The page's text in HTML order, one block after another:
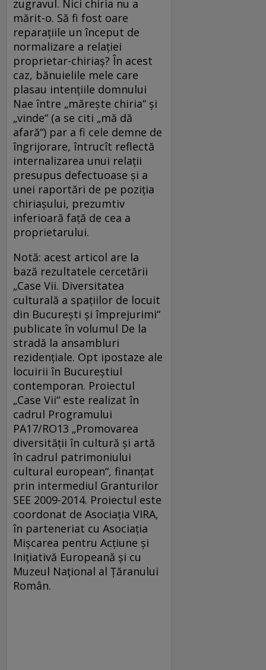
zugravul. Nici chiria nu a
mărit-o. Să fi fost oare
reparațiile un început de
normalizare a relației
proprietar-chiriaș? În acest
caz, bănuielile mele care
plasau intențiile domnului
Nae între „mărește chiria“ și
„vinde“ (a se citi „mă dă
afară“) par a fi cele demne de
îngrijorare, întrucît reflectă
internalizarea unui relații
presupus defectuoase și a
unei raportări de pe poziția
chiriașului, prezumtiv
inferioară față de cea a
proprietarului.
Notă: acest articol are la
bază rezultatele cercetării
„Case Vii. Diversitatea
culturală a spaţiilor de locuit
din Bucureşti şi împrejurimi“
publicate în volumul De la
stradă la ansambluri
rezidențiale. Opt ipostaze ale
locuirii în Bucureștiul
contemporan. Proiectul
„Case Vii“ este realizat în
cadrul Programului
PA17/RO13 „Promovarea
diversităţii în cultură şi artă
în cadrul patrimoniului
cultural european“, finanţat
prin intermediul Granturilor
SEE 2009-2014. Proiectul este
coordonat de Asociaţia VIRA,
în parteneriat cu Asociaţia
Mişcarea pentru Acţiune şi
Iniţiativă Europeană și cu
Muzeul Naţional al Ţăranului
Român.